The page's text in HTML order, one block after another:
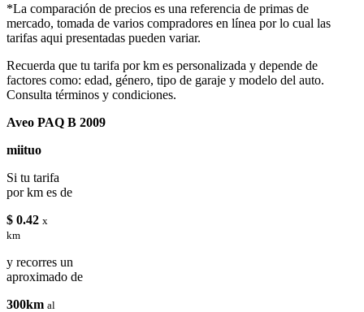
*La comparación de precios es una referencia de primas de
mercado, tomada de varios compradores en línea por lo cual las
tarifas aqui presentadas pueden variar.
Recuerda que tu tarifa por km es personalizada y depende de
factores como: edad, género, tipo de garaje y modelo del auto.
Consulta términos y condiciones.
Aveo PAQ B 2009
miituo
Si tu tarifa
por km es de
$ 0.42 x
km
y recorres un
aproximado de
300km al